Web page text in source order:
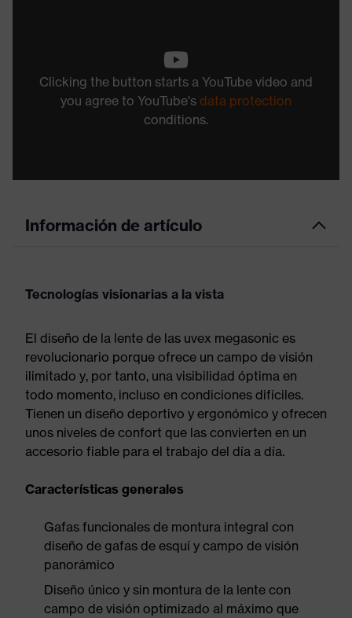
Clicking the button starts a YouTube video and
you agree to YouTube's data protection
conditions.
Información de artículo
Tecnologías visionarias a la vista
El diseño de la lente de las uvex megasonic es
revolucionario porque ofrece un campo de visión
ilimitado y, por tanto, una visibilidad óptima en
todo momento, incluso en condiciones difíciles.
Tienen un diseño deportivo y ergonómico y ofrecen
unos niveles de confort que las convierten en un
accesorio fiable para el trabajo del día a día.
Características generales
Gafas funcionales de montura integral con
diseño de gafas de esquí y campo de visión
panorámico
Diseño único y sin montura de la lente con
campo de visión optimizado al máximo que